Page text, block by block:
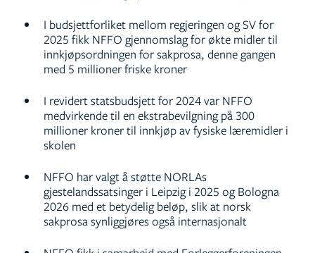
I budsjettforliket mellom regjeringen og SV for
2025 fikk NFFO gjennomslag for økte midler til
innkjøpsordningen for sakprosa, denne gangen
med 5 millioner friske kroner
I revidert statsbudsjett for 2024 var NFFO
medvirkende til en ekstrabevilgning på 300
millioner kroner til innkjøp av fysiske læremidler i
skolen
NFFO har valgt å støtte NORLAs
gjestelandssatsinger i Leipzig i 2025 og Bologna
2026 med et betydelig beløp, slik at norsk
sakprosa synliggjøres også internasjonalt